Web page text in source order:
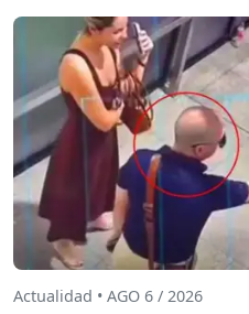
Actualidad • AGO 6 / 2026